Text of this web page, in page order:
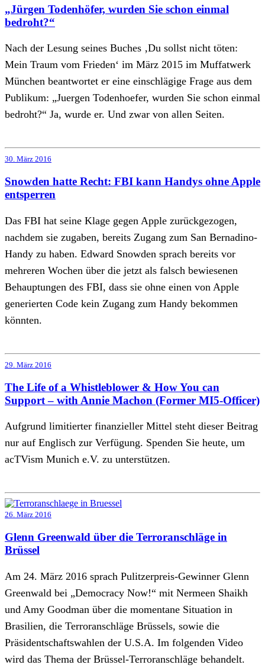
„Jürgen Todenhöfer, wurden Sie schon einmal
bedroht?“
Nach der Lesung seines Buches ‚Du sollst nicht töten:
Mein Traum vom Frieden‘ im März 2015 im Muffatwerk
München beantwortet er eine einschlägige Frage aus dem
Publikum: „Juergen Todenhoefer, wurden Sie schon einmal
bedroht?“ Ja, wurde er. Und zwar von allen Seiten.
30. März 2016
Snowden hatte Recht: FBI kann Handys ohne Apple
entsperren
Das FBI hat seine Klage gegen Apple zurückgezogen,
nachdem sie zugaben, bereits Zugang zum San Bernadino-
Handy zu haben. Edward Snowden sprach bereits vor
mehreren Wochen über die jetzt als falsch bewiesenen
Behauptungen des FBI, dass sie ohne einen von Apple
generierten Code kein Zugang zum Handy bekommen
könnten.
29. März 2016
The Life of a Whistleblower & How You can
Support – with Annie Machon (Former MI5-Officer)
Aufgrund limitierter finanzieller Mittel steht dieser Beitrag
nur auf Englisch zur Verfügung. Spenden Sie heute, um
acTVism Munich e.V. zu unterstützen.
26. März 2016
Glenn Greenwald über die Terroranschläge in
Brüssel
Am 24. März 2016 sprach Pulitzerpreis-Gewinner Glenn
Greenwald bei „Democracy Now!“ mit Nermeen Shaikh
und Amy Goodman über die momentane Situation in
Brasilien, die Terroranschläge Brüssels, sowie die
Präsidentschaftswahlen der U.S.A. Im folgenden Video
wird das Thema der Brüssel-Terroranschläge behandelt.